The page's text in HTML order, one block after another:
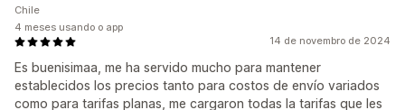
14 de novembro de 2024
Es buenisimaa, me ha servido mucho para mantener
establecidos los precios tanto para costos de envío variados
como para tarifas planas, me cargaron todas la tarifas que les
Chile
4 meses usando o app